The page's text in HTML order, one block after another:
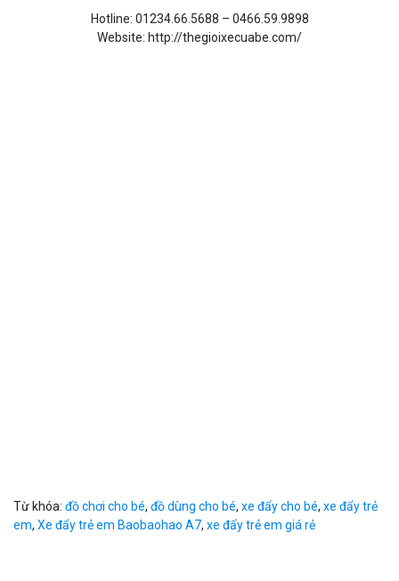
Hotline: 01234.66.5688 – 0466.59.9898
Website: http://thegioixecuabe.com/
Từ khóa: đồ chơi cho bé, đồ dùng cho bé, xe đẩy cho bé, xe đẩy trẻ
em, Xe đẩy trẻ em Baobaohao A7, xe đẩy trẻ em giá rẻ